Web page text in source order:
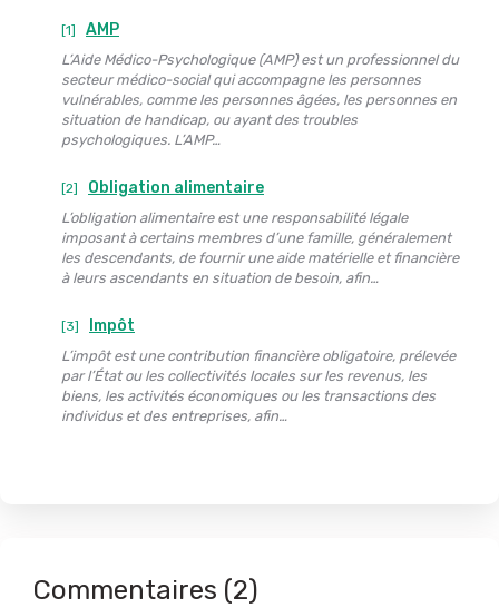
[1] AMP
L’Aide Médico-Psychologique (AMP) est un professionnel du
secteur médico-social qui accompagne les personnes
vulnérables, comme les personnes âgées, les personnes en
situation de handicap, ou ayant des troubles
psychologiques. L’AMP…
[2] Obligation alimentaire
L’obligation alimentaire est une responsabilité légale
imposant à certains membres d’une famille, généralement
les descendants, de fournir une aide matérielle et financière
à leurs ascendants en situation de besoin, afin…
[3] Impôt
L’impôt est une contribution financière obligatoire, prélevée
par l’État ou les collectivités locales sur les revenus, les
biens, les activités économiques ou les transactions des
individus et des entreprises, afin…
Commentaires (2)